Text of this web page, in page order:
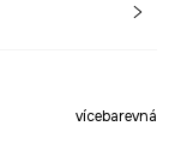
vícebarevná